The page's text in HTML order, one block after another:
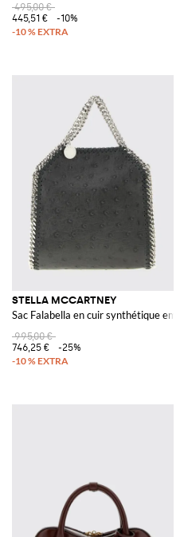
495,00 €
445,51 €
-10%
STELLA MCCARTNEY
Sac Falabella en cuir synthétique
995,00 €
746,25 €
-25%